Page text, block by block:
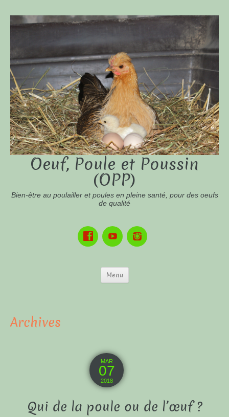
Oeuf, Poule et Poussin
(OPP)
Bien-être au poulailler et poules en pleine santé, pour des oeufs
de qualité
Menu
Archives
MAR
07
2018
Qui de la poule ou de l’œuf ?